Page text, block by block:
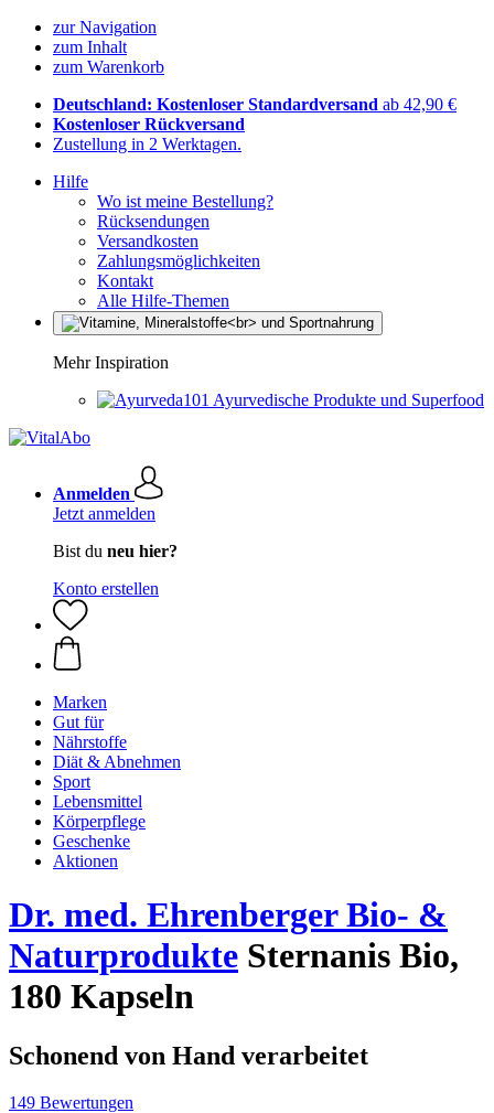
zur Navigation
zum Inhalt
zum Warenkorb
Deutschland: Kostenloser Standardversand ab 42,90 €
Kostenloser Rückversand
Zustellung in 2 Werktagen.
Hilfe
Wo ist meine Bestellung?
Rücksendungen
Versandkosten
Zahlungsmöglichkeiten
Kontakt
Alle Hilfe-Themen
Mehr Inspiration
Ayurvedische Produkte und Superfood
Anmelden
Jetzt anmelden
Bist du neu hier?
Konto erstellen
Marken
Gut für
Nährstoffe
Diät & Abnehmen
Sport
Lebensmittel
Körperpflege
Geschenke
Aktionen
Dr. med. Ehrenberger Bio- &
Naturprodukte Sternanis Bio,
180 Kapseln
Schonend von Hand verarbeitet
149 Bewertungen